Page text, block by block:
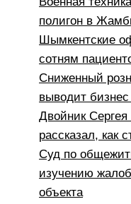
полигон в
Шымкентские
сотням
Сниженный
выводит бизнес
Двойник
рассказал, как
Суд по
изучению
объекта